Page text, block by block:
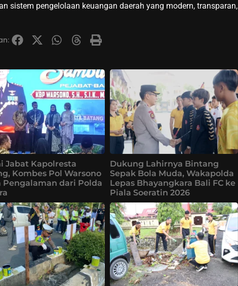
sistem pengelolaan keuangan daerah yang modern, transparan,
Jabat Kapolresta
Kombes Pol Warsono
Pengalaman dari Polda
Dukung Lahirnya Bintang
Sepak Bola Muda, Wakapolda
Lepas Bhayangkara Bali FC ke
Piala Soeratin 2026